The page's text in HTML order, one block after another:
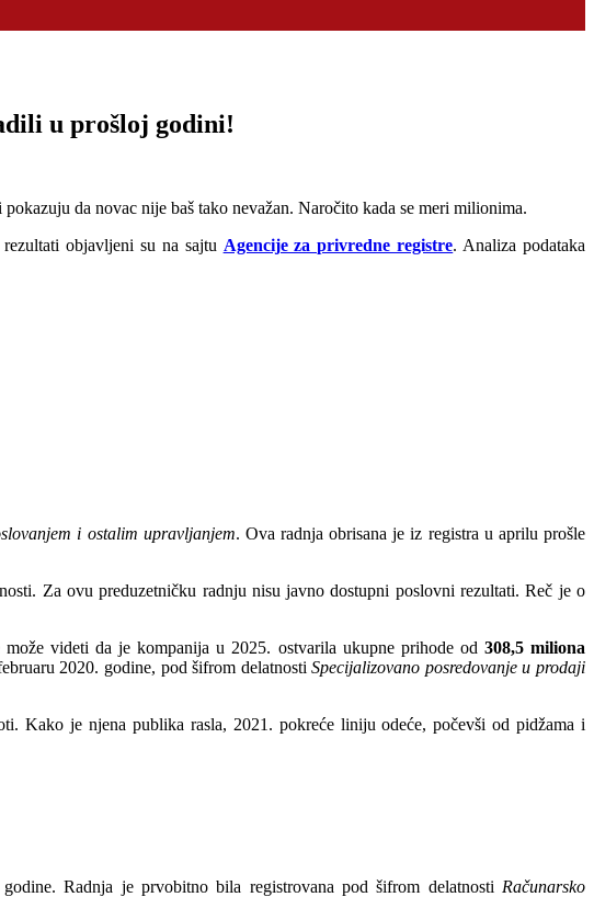
u prošloj godini!
da novac nije baš tako nevažan. Naročito kada se meri milionima.
objavljeni su na sajtu Agencije za privredne registre. Analiza podataka
i ostalim upravljanjem. Ova radnja obrisana je iz registra u aprilu prošle
Za ovu preduzetničku radnju nisu javno dostupni poslovni rezultati. Reč je o
videti da je kompanija u 2025. ostvarila ukupne prihode od 308,5 miliona
2020. godine, pod šifrom delatnostiSpecijalizovano posredovanje u prodaji
Kako je njena publika rasla, 2021. pokreće liniju odeće, počevši od pidžama i
Radnja je prvobitno bila registrovana pod šifrom delatnosti Računarsko